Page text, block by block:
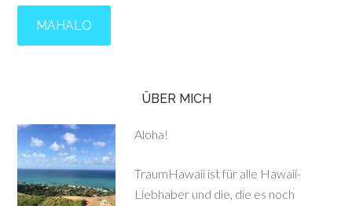
ÜBER MICH
Aloha!
TraumHawaii ist für alle Hawaii-
Liebhaber und die, die es noch